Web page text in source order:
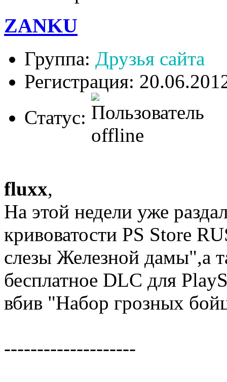
ZANKU
Группа: Друзья сайта
Регистрация:
Статус:
fluxx,
На этой недели уже
кривоватости PS Store
слезы Железной дамы",а
бесплатное DLC для
вбив "Набор грозных
--------------------